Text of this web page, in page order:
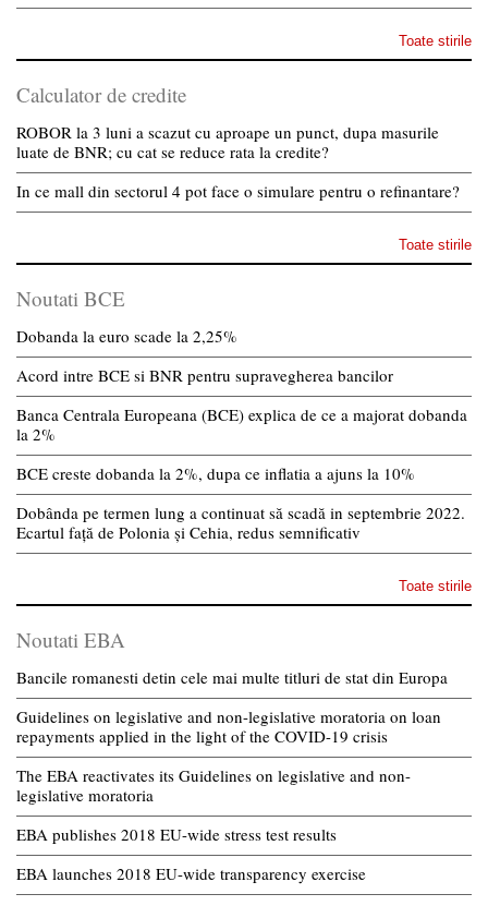
Toate stirile
Calculator de credite
ROBOR la 3 luni a scazut cu aproape un punct, dupa masurile
luate de BNR; cu cat se reduce rata la credite?
In ce mall din sectorul 4 pot face o simulare pentru o refinantare?
Toate stirile
Noutati BCE
Dobanda la euro scade la 2,25%
Acord intre BCE si BNR pentru supravegherea bancilor
Banca Centrala Europeana (BCE) explica de ce a majorat dobanda
la 2%
BCE creste dobanda la 2%, dupa ce inflatia a ajuns la 10%
Dobânda pe termen lung a continuat să scadă in septembrie 2022.
Ecartul față de Polonia și Cehia, redus semnificativ
Toate stirile
Noutati EBA
Bancile romanesti detin cele mai multe titluri de stat din Europa
Guidelines on legislative and non-legislative moratoria on loan
repayments applied in the light of the COVID-19 crisis
The EBA reactivates its Guidelines on legislative and non-
legislative moratoria
EBA publishes 2018 EU-wide stress test results
EBA launches 2018 EU-wide transparency exercise